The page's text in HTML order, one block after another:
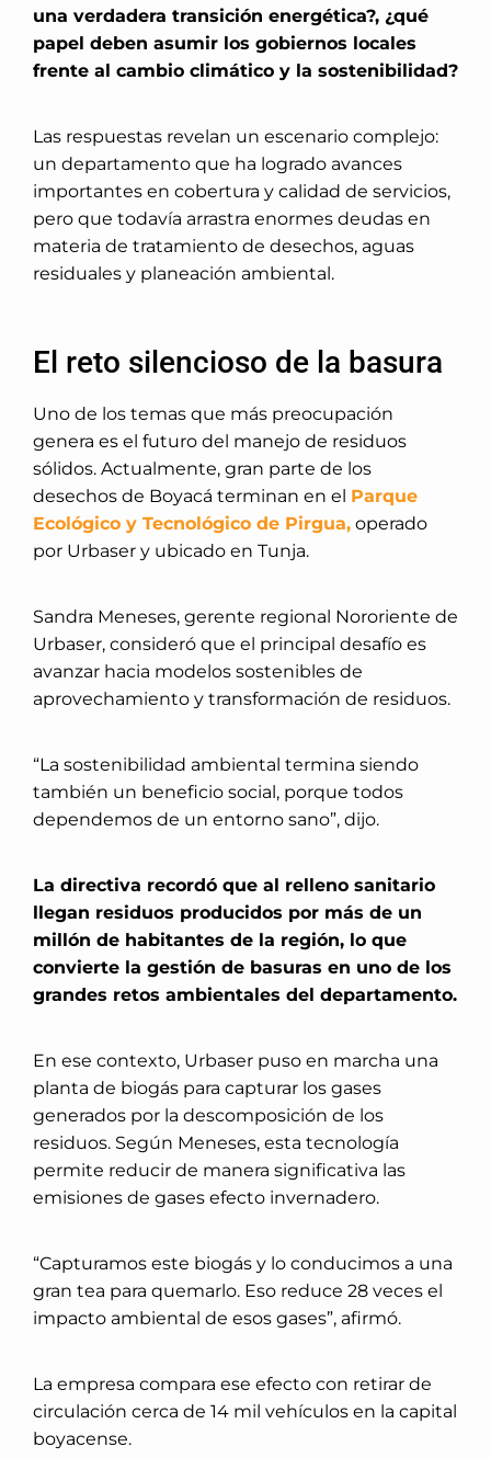
una verdadera transición energética?, ¿qué
papel deben asumir los gobiernos locales
frente al cambio climático y la sostenibilidad?
Las respuestas revelan un escenario complejo:
un departamento que ha logrado avances
importantes en cobertura y calidad de servicios,
pero que todavía arrastra enormes deudas en
materia de tratamiento de desechos, aguas
residuales y planeación ambiental.
El reto silencioso de la basura
Uno de los temas que más preocupación
genera es el futuro del manejo de residuos
sólidos. Actualmente, gran parte de los
desechos de Boyacá terminan en el Parque
Ecológico y Tecnológico de Pirgua, operado
por Urbaser y ubicado en Tunja.
Sandra Meneses, gerente regional Nororiente de
Urbaser, consideró que el principal desafío es
avanzar hacia modelos sostenibles de
aprovechamiento y transformación de residuos.
“La sostenibilidad ambiental termina siendo
también un beneficio social, porque todos
dependemos de un entorno sano”, dijo.
La directiva recordó que al relleno sanitario
llegan residuos producidos por más de un
millón de habitantes de la región, lo que
convierte la gestión de basuras en uno de los
grandes retos ambientales del departamento.
En ese contexto, Urbaser puso en marcha una
planta de biogás para capturar los gases
generados por la descomposición de los
residuos. Según Meneses, esta tecnología
permite reducir de manera significativa las
emisiones de gases efecto invernadero.
“Capturamos este biogás y lo conducimos a una
gran tea para quemarlo. Eso reduce 28 veces el
impacto ambiental de esos gases”, afirmó.
La empresa compara ese efecto con retirar de
circulación cerca de 14 mil vehículos en la capital
boyacense.